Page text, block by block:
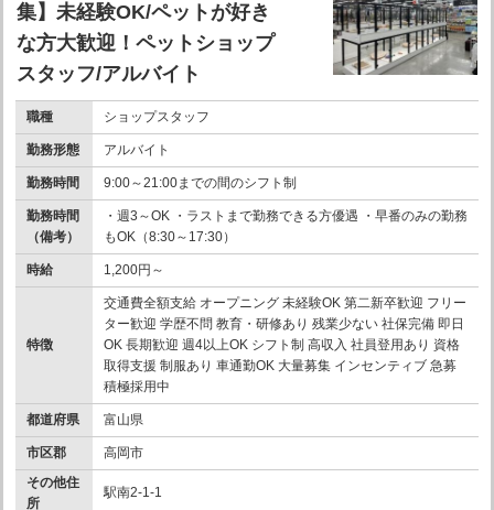
集】未経験OK/ペットが好き
な方大歓迎！ペットショップ
スタッフ/アルバイト
職種 ショップスタッフ
勤務形態 アルバイト
勤務時間 9:00～21:00までの間のシフト制
勤務時間
（備考）
・週3～OK ・ラストまで勤務できる方優遇 ・早番のみの勤務
もOK（8:30～17:30）
時給 1,200円～
特徴
交通費全額支給 オープニング 未経験OK 第二新卒歓迎 フリー
ター歓迎 学歴不問 教育・研修あり 残業少ない 社保完備 即日
OK 長期歓迎 週4以上OK シフト制 高収入 社員登用あり 資格
取得支援 制服あり 車通勤OK 大量募集 インセンティブ 急募
積極採用中
都道府県 富山県
市区郡
高岡市
その他住
所
駅南2-1-1